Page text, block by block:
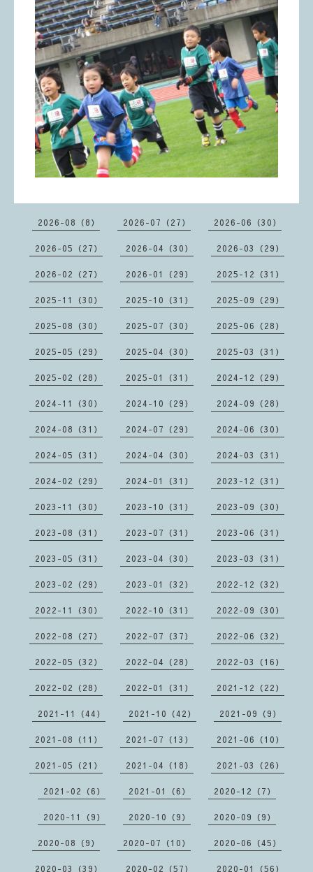
2026-08（8） 2026-07（27） 2026-06（30）
2026-05（27） 2026-04（30） 2026-03（29）
2026-02（27） 2026-01（29） 2025-12（31）
2025-11（30） 2025-10（31） 2025-09（29）
2025-08（30） 2025-07（30） 2025-06（28）
2025-05（29） 2025-04（30） 2025-03（31）
2025-02（28） 2025-01（31） 2024-12（29）
2024-11（30） 2024-10（29） 2024-09（28）
2024-08（31） 2024-07（29） 2024-06（30）
2024-05（31） 2024-04（30） 2024-03（31）
2024-02（29） 2024-01（31） 2023-12（31）
2023-11（30） 2023-10（31） 2023-09（30）
2023-08（31） 2023-07（31） 2023-06（31）
2023-05（31） 2023-04（30） 2023-03（31）
2023-02（29） 2023-01（32） 2022-12（32）
2022-11（30） 2022-10（31） 2022-09（30）
2022-08（27） 2022-07（37） 2022-06（32）
2022-05（32） 2022-04（28） 2022-03（16）
2022-02（28） 2022-01（31） 2021-12（22）
2021-11（44） 2021-10（42） 2021-09（9）
2021-08（11） 2021-07（13） 2021-06（10）
2021-05（21） 2021-04（18） 2021-03（26）
2021-02（6） 2021-01（6） 2020-12（7）
2020-11（9） 2020-10（9） 2020-09（9）
2020-08（9） 2020-07（10） 2020-06（45）
2020-03（39） 2020-02（57） 2020-01（56）